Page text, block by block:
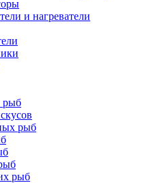
и нагреватели
рыб
рыб
рыб